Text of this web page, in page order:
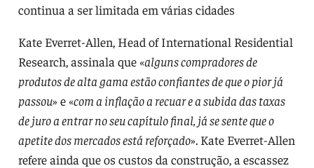
continua a ser limitada em várias cidades
Kate Everret-Allen, Head of International Residential
Research, assinala que «alguns compradores de
produtos de alta gama estão confiantes de que o pior já
passou» e «com a inflação a recuar e a subida das taxas
de juro a entrar no seu capítulo final, já se sente que o
apetite dos mercados está reforçado». Kate Everret-Allen
refere ainda que os custos da construção, a escassez